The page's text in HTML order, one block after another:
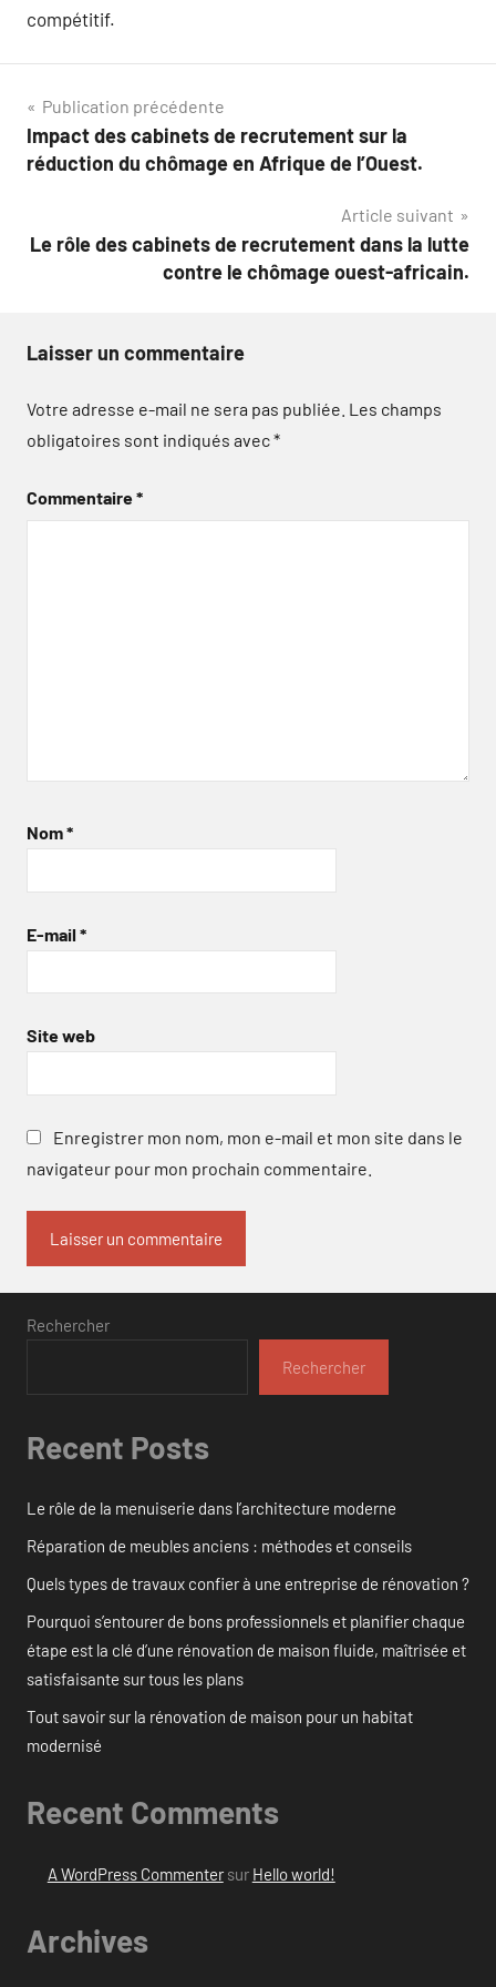
compétitif.
Navigation
de
Publication précédente
Impact des cabinets de recrutement sur la
réduction du chômage en Afrique de l’Ouest.
Article suivant
Le rôle des cabinets de recrutement dans la lutte
contre le chômage ouest-africain.
Laisser un commentaire
Votre adresse e-mail ne sera pas publiée. Les champs
obligatoires sont indiqués avec*
Commentaire*
Nom*
E-mail *
Site web
Enregistrer mon nom, mon e-mail et mon site dans le
navigateur pour mon prochain commentaire.
Rechercher
Rechercher
Recent Posts
Le rôle de la menuiserie dans l’architecture moderne
Réparation de meubles anciens : méthodes et conseils
Quels types de travaux confier à une entreprise de rénovation ?
Pourquoi s’entourer de bons professionnels et planifier chaque
étape est la clé d’une rénovation de maison fluide, maîtrisée et
satisfaisante sur tous les plans
Tout savoir sur la rénovation de maison pour un habitat
modernisé
Recent Comments
A WordPress Commentersur Hello world!
Archives